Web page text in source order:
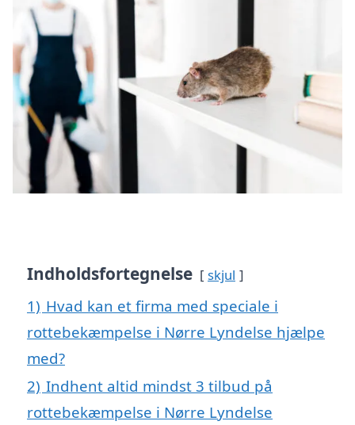
Indholdsfortegnelse skjul
1) Hvad kan et firma med speciale i
rottebekæmpelse i Nørre Lyndelse hjælpe
med?
2) Indhent altid mindst 3 tilbud på
rottebekæmpelse i Nørre Lyndelse